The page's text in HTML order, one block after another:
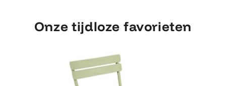
Onze tijdloze favorieten